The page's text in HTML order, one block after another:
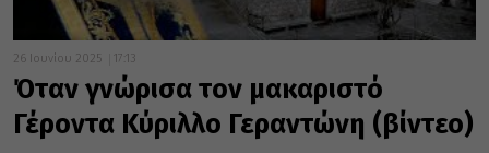
26 Ιουνίου 2025 17:13
Όταν γνώρισα τον μακαριστό
Γέροντα Κύριλλο Γεραντώνη (βίντεο)